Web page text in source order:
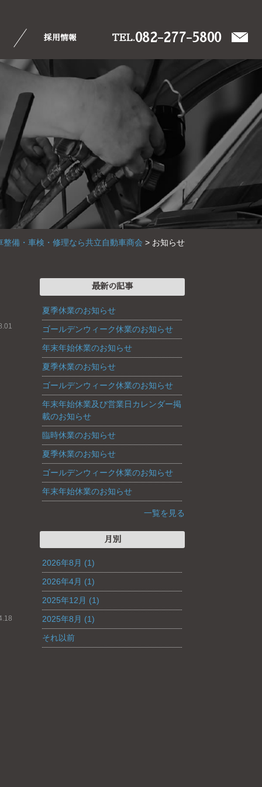
採用情報 TEL.082-277-5800
備・車検・修理なら共立自動車商会 > お知らせ
最新の記事
夏季休業のお知らせ
ゴールデンウィーク休業のお知らせ
年末年始休業のお知らせ
夏季休業のお知らせ
ゴールデンウィーク休業のお知らせ
年末年始休業及び営業日カレンダー掲
載のお知らせ
臨時休業のお知らせ
夏季休業のお知らせ
ゴールデンウィーク休業のお知らせ
年末年始休業のお知らせ
一覧を見る
月別
2026年8月 (1)
2026年4月 (1)
2025年12月 (1)
2025年8月 (1)
それ以前